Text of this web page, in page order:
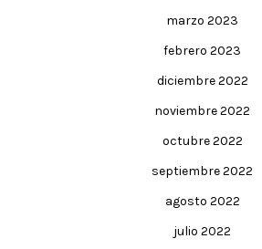
marzo 2023
febrero 2023
diciembre 2022
noviembre 2022
octubre 2022
septiembre 2022
agosto 2022
julio 2022